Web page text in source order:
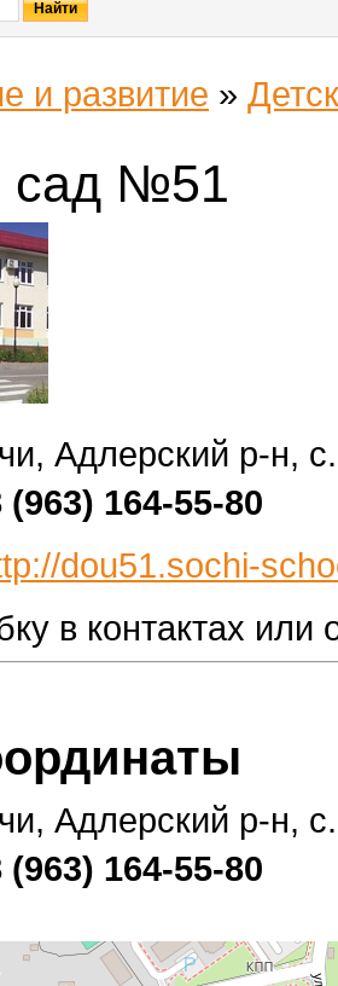
и развитие »
сад №51
Адлерский р-н,
164-55-80
dou51.sochi-
в контактах
Адлерский р-н,
164-55-80